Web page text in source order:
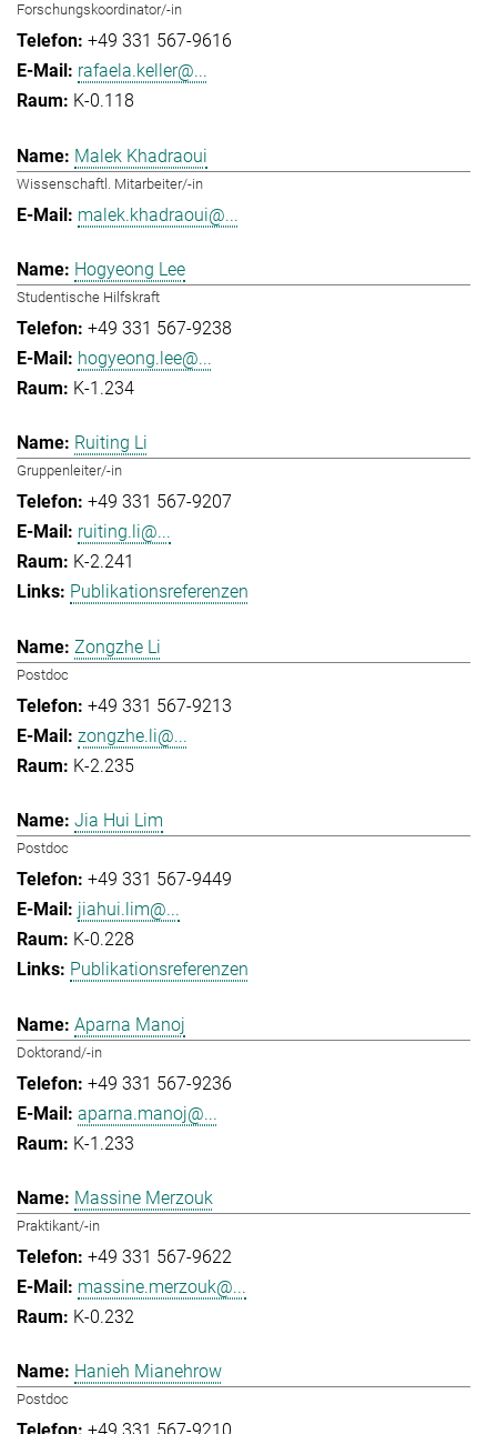
Forschungskoordinator/-in
+49 331 567-9616
rafaela.keller@...
K-0.118
Malek Khadraoui
Wissenschaftl. Mitarbeiter/-in
malek.khadraoui@...
Hogyeong Lee
Studentische Hilfskraft
+49 331 567-9238
hogyeong.lee@...
K-1.234
Ruiting Li
Gruppenleiter/-in
+49 331 567-9207
ruiting.li@...
K-2.241
Publikationsreferenzen
Zongzhe Li
Postdoc
+49 331 567-9213
zongzhe.li@...
K-2.235
Jia Hui Lim
Postdoc
+49 331 567-9449
jiahui.lim@...
K-0.228
Publikationsreferenzen
Aparna Manoj
Doktorand/-in
+49 331 567-9236
aparna.manoj@...
K-1.233
Massine Merzouk
Praktikant/-in
+49 331 567-9622
massine.merzouk@...
K-0.232
Hanieh Mianehrow
Postdoc